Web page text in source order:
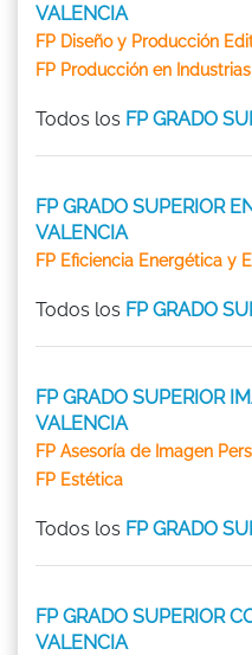
VALENCIA
FP Diseño y Producción
FP Producción en
Todos los FP GRADO
FP GRADO SUPERIOR
VALENCIA
FP Eficiencia Energética y
Todos los FP GRADO
FP GRADO SUPERIOR
VALENCIA
FP Asesoría de Imagen
FP Estética
Todos los FP GRADO
FP GRADO SUPERIOR
VALENCIA